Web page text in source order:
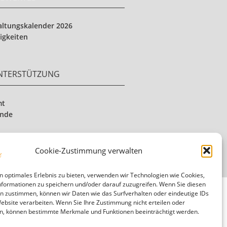
Cookie-Zustimmung verwalten
optimales Erlebnis zu bieten, verwenden wir Technologien wie Cookies,
zu speichern und/oder darauf zuzugreifen. Wenn Sie diesen
zustimmen, können wir Daten wie das Surfverhalten oder eindeutige IDs
verarbeiten. Wenn Sie Ihre Zustimmung nicht erteilen oder
können bestimmte Merkmale und Funktionen beeinträchtigt werden.
2026